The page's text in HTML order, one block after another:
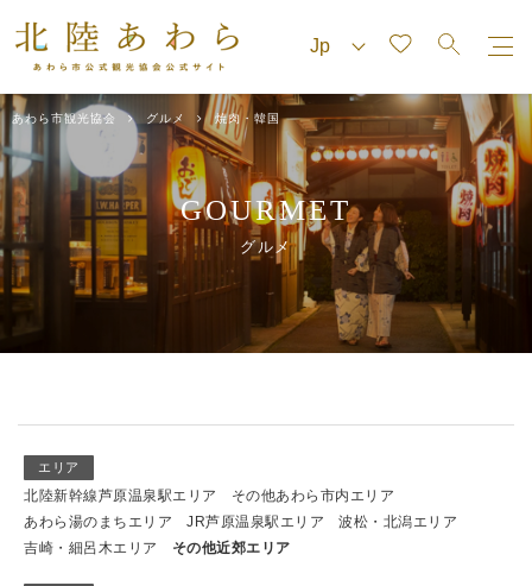
あわら市観光協会 グルメ 焼肉・韓国
GOURMET
グルメ
エリア
北陸新幹線芦原温泉駅エリア
その他あわら市内エリア
あわら湯のまちエリア
JR芦原温泉駅エリア
波松・北潟エリア
吉崎・細呂木エリア
その他近郊エリア